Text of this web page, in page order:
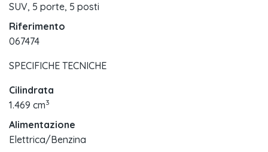
SUV, 5 porte, 5 posti
Riferimento
067474
SPECIFICHE TECNICHE
Cilindrata
1.469 cm3
Alimentazione
Elettrica/Benzina